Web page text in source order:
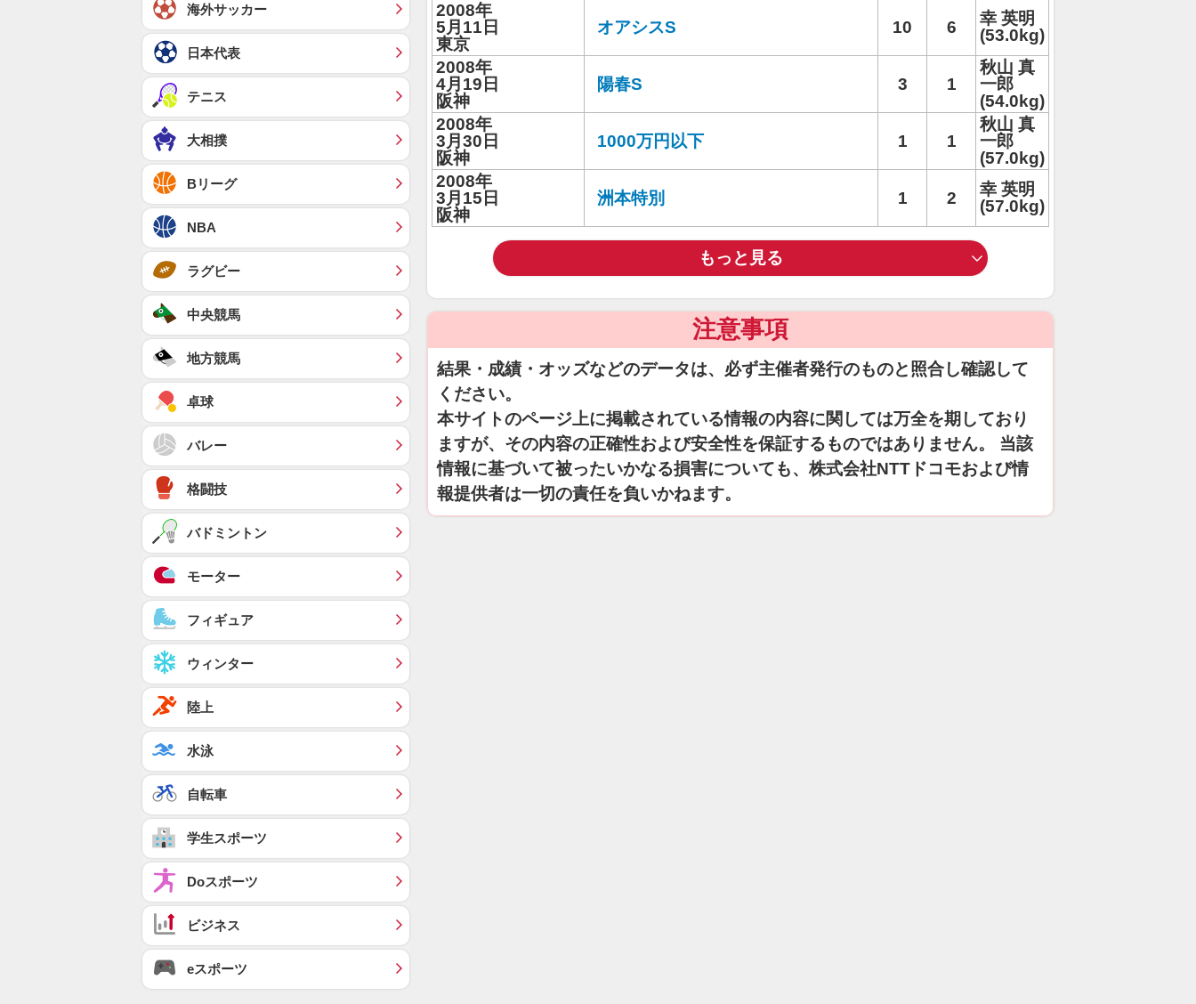
2008年
5月11日
東京
オアシスS 10 6
幸 英明
(53.0kg)
2008年
4月19日
阪神
陽春S 3 1
秋山 真
一郎
(54.0kg)
2008年
3月30日
阪神
1000万円以下 1 1
秋山 真
一郎
(57.0kg)
2008年
3月15日
阪神
洲本特別 1 2
幸 英明
(57.0kg)
もっと見る
注意事項
結果・成績・オッズなどのデータは、必ず主催者発行のものと照合し確認して
ください。
本サイトのページ上に掲載されている情報の内容に関しては万全を期しており
ますが、その内容の正確性および安全性を保証するものではありません。 当該
情報に基づいて被ったいかなる損害についても、株式会社NTTドコモおよび情
報提供者は一切の責任を負いかねます。
海外サッカー
日本代表
テニス
大相撲
Bリーグ
NBA
ラグビー
中央競馬
地方競馬
卓球
バレー
格闘技
バドミントン
モーター
フィギュア
ウィンター
陸上
水泳
自転車
学生スポーツ
Doスポーツ
ビジネス
eスポーツ